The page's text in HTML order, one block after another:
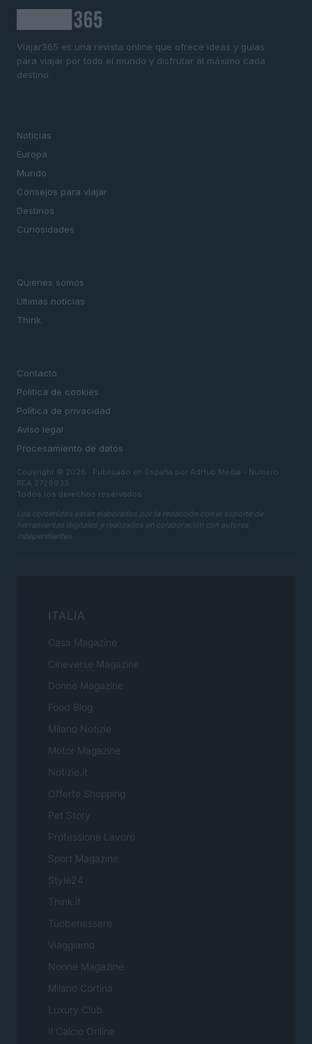
Viajar365 es una revista online que ofrece ideas y guías
para viajar por todo el mundo y disfrutar al máximo cada
destino.
Noticias
Europa
Mundo
Consejos para viajar
Destinos
Curiosidades
Quienes somos
Últimas noticias
Think
Contacto
Politica de cookies
Política de privacidad
Aviso legal
Procesamiento de datos
Copyright © 2026 · Publicado en España por AdHub Media - Numero
REA 2729933
Todos los derechos reservados
Los contenidos están elaborados por la redacción con el soporte de
herramientas digitales y realizados en colaboración con autores
independientes.
ITALIA
Casa Magazine
Cineverse Magazine
Donne Magazine
Food Blog
Milano Notizie
Motor Magazine
Notizie.it
Offerte Shopping
Pet Story
Professione Lavoro
Sport Magazine
Style24
Think.it
Tuobenessere
Viaggiamo
Nonne Magazine
Milano Cortina
Luxury Club
Il Calcio Online